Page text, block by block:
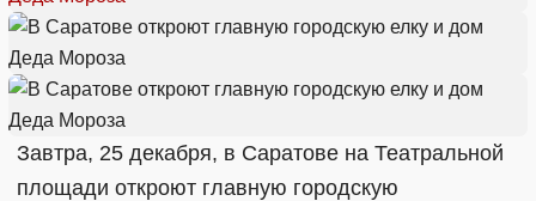
Завтра, 25 декабря, в Саратове на Театральной
площади откроют главную городскую